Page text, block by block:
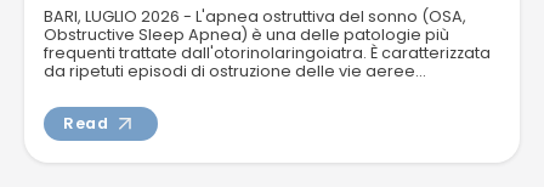
BARI, LUGLIO 2026 - L'apnea ostruttiva del sonno (OSA,
Obstructive Sleep Apnea) è una delle patologie più
frequenti trattate dall'otorinolaringoiatra. È caratterizzata
da ripetuti episodi di ostruzione delle vie aeree...
Read